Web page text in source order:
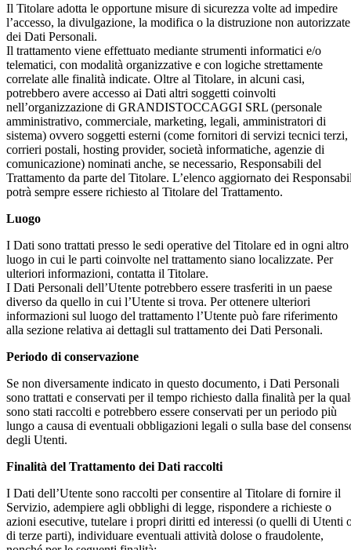
Il Titolare adotta le opportune misure di sicurezza volte ad impedire
l’accesso, la divulgazione, la modifica o la distruzione non autorizzate
dei Dati Personali.
Il trattamento viene effettuato mediante strumenti informatici e/o
telematici, con modalità organizzative e con logiche strettamente
correlate alle finalità indicate. Oltre al Titolare, in alcuni casi,
potrebbero avere accesso ai Dati altri soggetti coinvolti
nell’organizzazione di GRANDISTOCCAGGI SRL (personale
amministrativo, commerciale, marketing, legali, amministratori di
sistema) ovvero soggetti esterni (come fornitori di servizi tecnici terzi,
corrieri postali, hosting provider, società informatiche, agenzie di
comunicazione) nominati anche, se necessario, Responsabili del
Trattamento da parte del Titolare. L’elenco aggiornato dei
potrà sempre essere richiesto al Titolare del Trattamento.
Luogo
I Dati sono trattati presso le sedi operative del Titolare ed in ogni altro
luogo in cui le parti coinvolte nel trattamento siano localizzate. Per
ulteriori informazioni, contatta il Titolare.
I Dati Personali dell’Utente potrebbero essere trasferiti in un paese
diverso da quello in cui l’Utente si trova. Per ottenere ulteriori
informazioni sul luogo del trattamento l’Utente può fare riferimento
alla sezione relativa ai dettagli sul trattamento dei Dati Personali.
Periodo di conservazione
Se non diversamente indicato in questo documento, i Dati Personali
sono trattati e conservati per il tempo richiesto dalla finalità per la
sono stati raccolti e potrebbero essere conservati per un periodo più
lungo a causa di eventuali obbligazioni legali o sulla base del
degli Utenti.
Finalità del Trattamento dei Dati raccolti
I Dati dell’Utente sono raccolti per consentire al Titolare di fornire il
Servizio, adempiere agli obblighi di legge, rispondere a richieste o
azioni esecutive, tutelare i propri diritti ed interessi (o quelli di Utenti
di terze parti), individuare eventuali attività dolose o fraudolente,